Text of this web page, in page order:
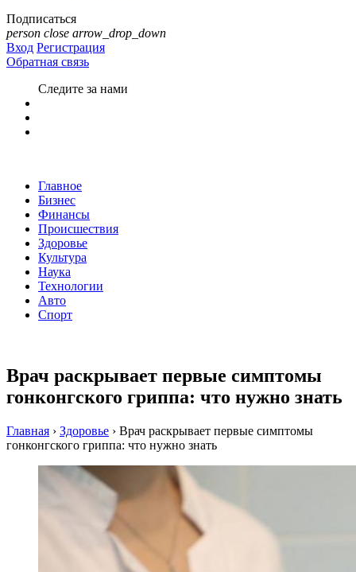
Подписаться
person close arrow_drop_down
Вход Регистрация
Обратная связь
Следите за нами
Главное
Бизнес
Финансы
Происшествия
Здоровье
Культура
Наука
Технологии
Авто
Спорт
Врач раскрывает первые симптомы
гонконгского гриппа: что нужно знать
Главная › Здоровье › Врач раскрывает первые симптомы
гонконгского гриппа: что нужно знать